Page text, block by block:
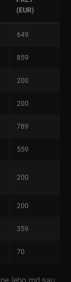
(EUR)
649
859
200
200
789
559
200
200
359
70